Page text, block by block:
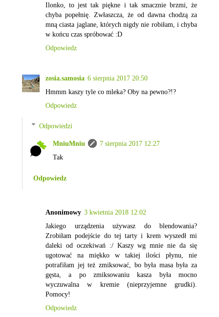
Ilonko, to jest tak piękne i tak smacznie brzmi, że
chyba popełnię. Zwłaszcza, że od dawna chodzą za
mną ciasta jaglane, których nigdy nie robiłam, i chyba
w końcu czas spróbować :D
Odpowiedz
zosia.samosia 6 sierpnia 2017 20:50
Hmmm kaszy tyle co mleka? Oby na pewno?!?
Odpowiedz
Odpowiedzi
MniuMniu
7 sierpnia 2017 12:27
Tak
Odpowiedz
Anonimowy 3 kwietnia 2018 12:02
Jakiego urządzenia używasz do blendowania?
Zrobiłam podejście do tej tarty i krem wyszedł mi
daleki od oczekiwań :/ Kaszy wg mnie nie da się
ugotować na miękko w takiej ilości płynu, nie
potrafiłam jej też zmiksować, bo była masa była za
gęsta, a po zmiksowaniu kasza była mocno
wyczuwalna w kremie (nieprzyjemne grudki).
Pomocy!
Odpowiedz